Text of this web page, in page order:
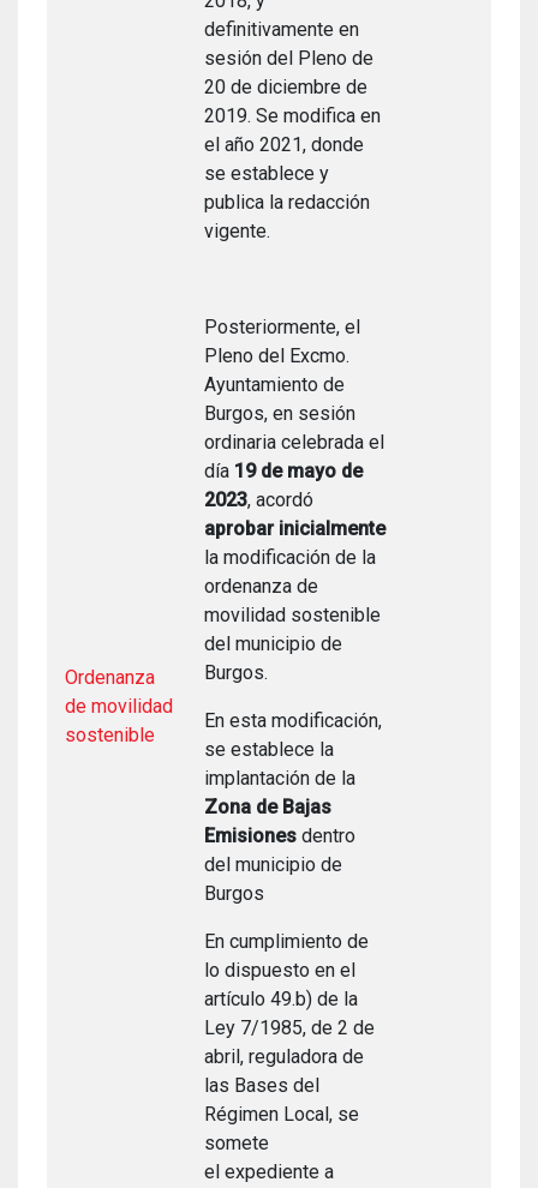
Ordenanza
de movilidad
sostenible
definitivamente en
sesión del Pleno de
20 de diciembre de
2019. Se modifica en
el año 2021, donde
se establece y
publica la redacción
vigente.
Posteriormente, el
Pleno del Excmo.
Ayuntamiento de
Burgos, en sesión
ordinaria celebrada el
día 19 de mayo de
2023, acordó
aprobar inicialmente
la modificación de la
ordenanza de
movilidad sostenible
del municipio de
Burgos.
En esta modificación,
se establece la
implantación de la
Zona de Bajas
Emisiones dentro
del municipio de
Burgos
En cumplimiento de
lo dispuesto en el
artículo 49.b) de la
Ley 7/1985, de 2 de
abril, reguladora de
las Bases del
Régimen Local, se
somete
el expediente a